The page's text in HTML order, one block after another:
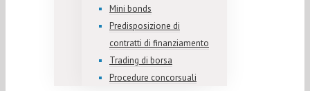
Mini bonds
Predisposizione di
contratti di finanziamento
Trading di borsa
Procedure concorsuali